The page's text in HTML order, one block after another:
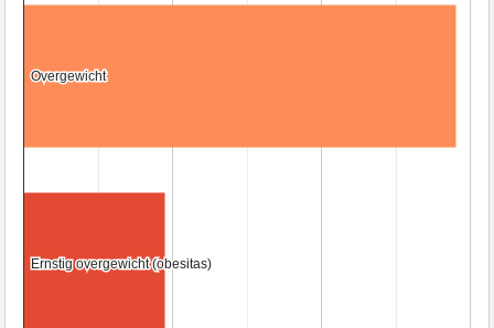
Overgewicht
Overgewicht
Ernstig overgewicht (obesitas)
Ernstig overgewicht (obesitas)